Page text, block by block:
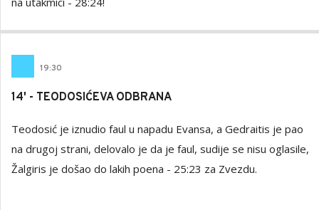
19:30
14' - TEODOSIĆEVA ODBRANA
Teodosić je iznudio faul u napadu Evansa, a Gedraitis je pao
na drugoj strani, delovalo je da je faul, sudije se nisu oglasile,
Žalgiris je došao do lakih poena - 25:23 za Zvezdu.